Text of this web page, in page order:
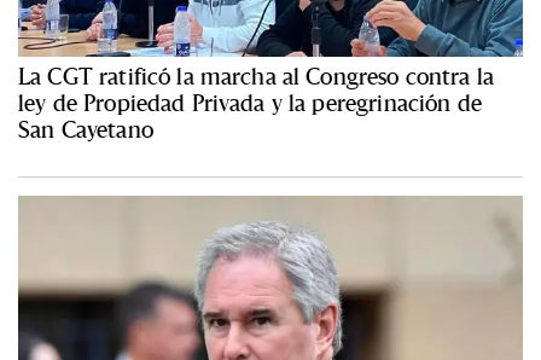
La CGT ratificó la marcha al Congreso contra la
ley de Propiedad Privada y la peregrinación de
San Cayetano